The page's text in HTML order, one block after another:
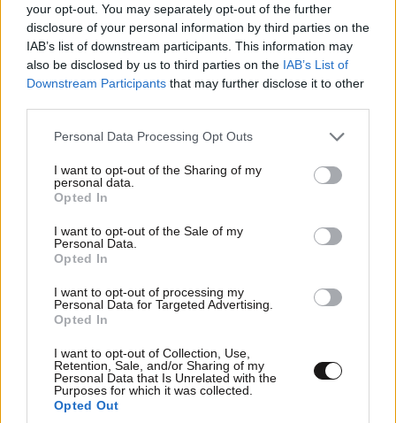
your opt-out. You may separately opt-out of the further
disclosure of your personal information by third parties on the
IAB’s list of downstream participants. This information may
also be disclosed by us to third parties on the IAB’s List of
Downstream Participants that may further disclose it to other
Please note that this website/app uses one or more Google
not limited to your visit or usage behaviour. You may click to
grant or deny consent to Google and its third-party tags to
use your data for below specified purposes in below Google
consent section.
Personal Data Processing Opt Outs
I want to opt-out of the Sharing of my
personal data.
Opted In
I want to opt-out of the Sale of my
Personal Data.
Opted In
I want to opt-out of processing my
Personal Data for Targeted Advertising.
Opted In
I want to opt-out of Collection, Use,
Retention, Sale, and/or Sharing of my
Personal Data that Is Unrelated with the
Purposes for which it was collected.
Opted Out
Καλά 06·08·2023 17:34
Θα μας τρελάνετε? Το σπίτι του λέει ήταν δίπλα και
μπήκε σε αυτό αφού άναξε τη φωτιά...Να καεί ήθελε
δηλαδή το σπίτι του? (Δε λέω μπορεί αλλά κίνητρο
υπάρχει???)
Αλγόριθμος 06·08·2023 17:27
Παρακράτηση κυριότητας όλων των περιουσιακών
του στοιχείων από το δημόσιο μέχρι να πεθάνει. Σε
περίπτωση που το ξανακάνει, θα γίνει δήμευση
επιτέλους, βάλτε ένα πρόστιμο της προκοπής στα
δέκα χιλιάρικα για κάθε έναν πανιβλακα που καίει
ξερά το καλοκαίρι.
LIFESTYLE08·08·2026 19:12
Εριέττα Κούρκουλου – Τα 33α γενέθλια και τα
φιλιά με τον Βύρωνα Βασιλειάδη: «Καμία στιγμή
ευτυχίας δεδομένη»